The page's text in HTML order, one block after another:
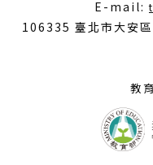
E-mail:
106335 臺北市大安
教